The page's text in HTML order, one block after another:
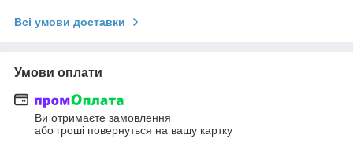
Всі умови доставки
Умови оплати
Ви отримаєте замовлення
або гроші повернуться на вашу картку